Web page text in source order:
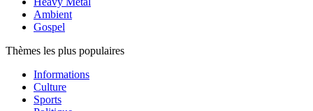
Ambient
Gospel
Thèmes les plus populaires
Informations
Culture
Sports